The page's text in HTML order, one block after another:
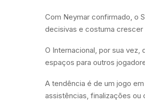
Com Neymar confirmado, o
decisivas e costuma
O Internacional, por sua vez,
espaços para outros
A tendência é de um jogo
assistências, finalizações ou